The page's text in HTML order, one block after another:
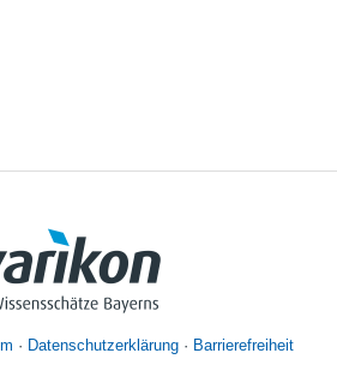
Datenschutzerklärung Barrierefreiheit